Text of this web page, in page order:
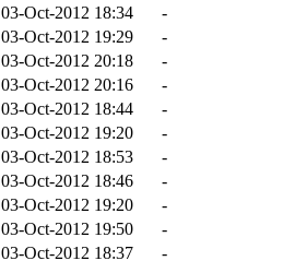
03-Oct-2012 18:34
-
03-Oct-2012 19:29
-
03-Oct-2012 20:18
-
03-Oct-2012 20:16
-
03-Oct-2012 18:44
-
03-Oct-2012 19:20
-
03-Oct-2012 18:53
-
03-Oct-2012 18:46
-
03-Oct-2012 19:20
-
03-Oct-2012 19:50
-
03-Oct-2012 18:37
-